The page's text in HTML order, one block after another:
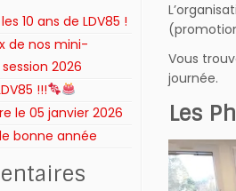
10 ans de LDV85 !
de nos mini-
2026
!!!
le 05 janvier 2026
bonne année
Vous
journée.
Les